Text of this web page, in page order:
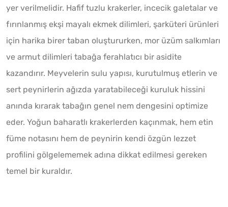
yer verilmelidir. Hafif tuzlu krakerler, incecik galetalar ve
fırınlanmış ekşi mayalı ekmek dilimleri, şarküteri ürünleri
için harika birer taban oluştururken, mor üzüm salkımları
ve armut dilimleri tabağa ferahlatıcı bir asidite
kazandırır. Meyvelerin sulu yapısı, kurutulmuş etlerin ve
sert peynirlerin ağızda yaratabileceği kuruluk hissini
anında kırarak tabağın genel nem dengesini optimize
eder. Yoğun baharatlı krakerlerden kaçınmak, hem etin
füme notasını hem de peynirin kendi özgün lezzet
profilini gölgelememek adına dikkat edilmesi gereken
temel bir kuraldır.